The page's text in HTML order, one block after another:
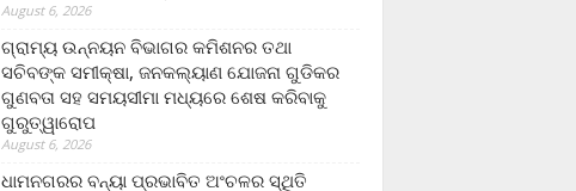
August 6, 2026
ଗ୍ରାମ୍ୟ ଉନ୍ନୟନ ବିଭାଗର କମିଶନର ତଥା
ସଚିବଙ୍କ ସମୀକ୍ଷା, ଜନକଲ୍ୟାଣ ଯୋଜନା ଗୁଡିକର
ଗୁଣବତା ସହ ସମୟସୀମା ମଧ୍ୟରେ ଶେଷ କରିବାକୁ
ଗୁରୁତ୍ୱାରୋପ
August 6, 2026
ଧାମନଗରର ବନ୍ୟା ପ୍ରଭାବିତ ଅଂଚଳର ସ୍ଥିତି